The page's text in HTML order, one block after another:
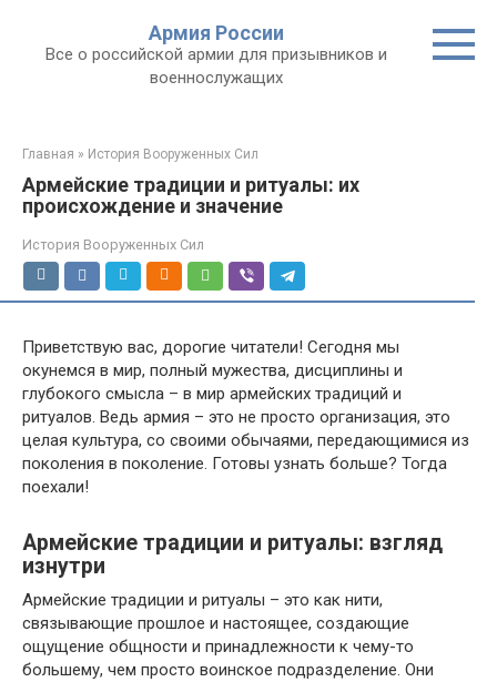
контенту
Армия России
Все о российской армии для призывников и
военнослужащих
Главная » История Вооруженных Сил
Армейские традиции и ритуалы: их
происхождение и значение
История Вооруженных Сил
Приветствую вас, дорогие читатели! Сегодня мы
окунемся в мир, полный мужества, дисциплины и
глубокого смысла – в мир армейских традиций и
ритуалов. Ведь армия – это не просто организация, это
целая культура, со своими обычаями, передающимися из
поколения в поколение. Готовы узнать больше? Тогда
поехали!
Армейские традиции и ритуалы: взгляд
изнутри
Армейские традиции и ритуалы – это как нити,
связывающие прошлое и настоящее, создающие
ощущение общности и принадлежности к чему-то
большему, чем просто воинское подразделение. Они